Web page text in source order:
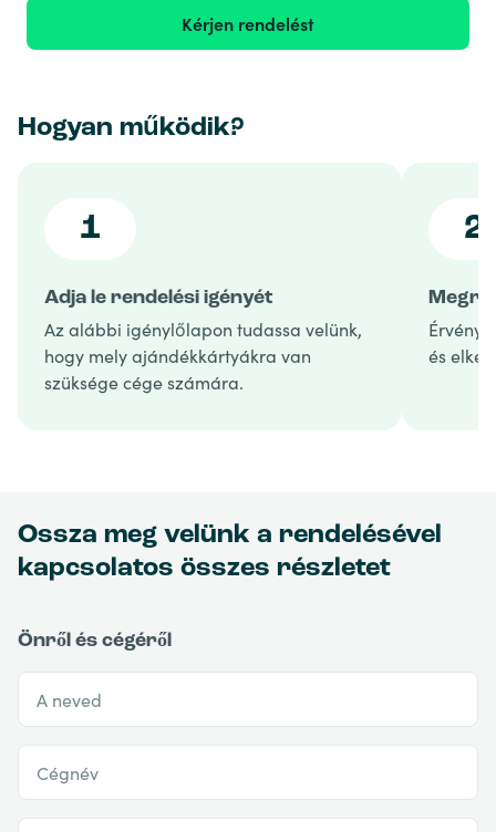
Kérjen rendelést
Hogyan működik?
1
Adja le rendelési igényét
Az alábbi igénylőlapon tudassa velünk,
hogy mely ajándékkártyákra van
szüksége cége számára.
2
és
Ossza meg velünk a rendelésével
kapcsolatos összes részletet
Önről és cégéről
A neved
Cégnév